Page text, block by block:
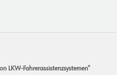
LKW-Fahrerassistenzsystemen“